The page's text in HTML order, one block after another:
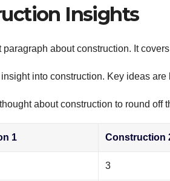
Insights
paragraph about construction. It
into construction. Key ideas
about construction to round off
1 Construction
3